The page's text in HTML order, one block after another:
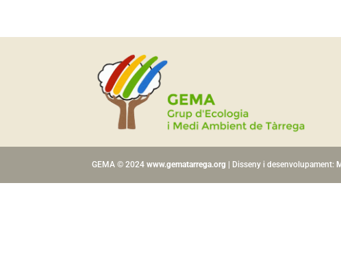
GEMA © 2024www.gematarrega.org | Disseny i desenvolupament: